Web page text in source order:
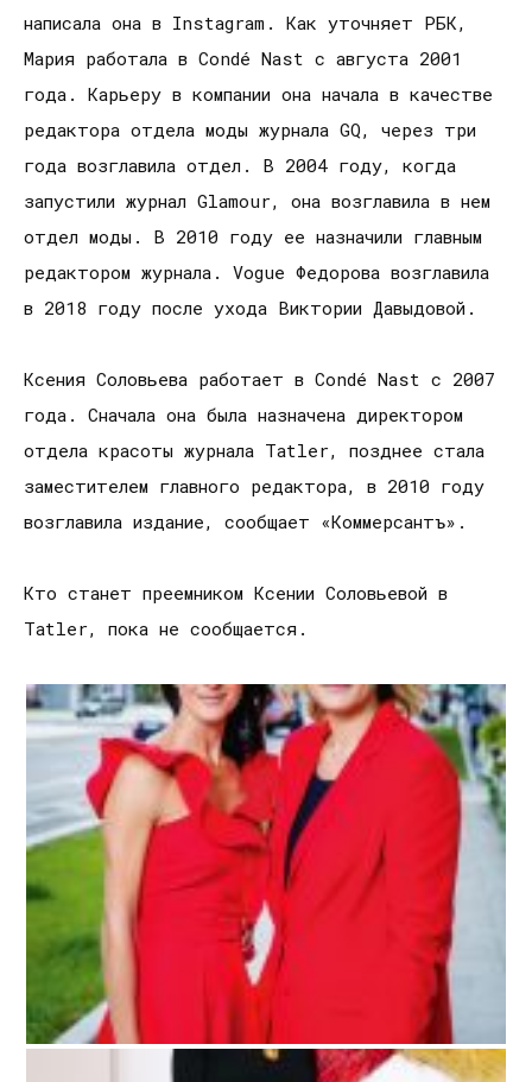
написала она в Instagram. Как уточняет РБК,
Мария работала в Condé Nast с августа 2001
года. Карьеру в компании она начала в качестве
редактора отдела моды журнала GQ, через три
года возглавила отдел. В 2004 году, когда
запустили журнал Glamour, она возглавила в нем
отдел моды. В 2010 году ее назначили главным
редактором журнала. Vogue Федорова возглавила
в 2018 году после ухода Виктории Давыдовой.
Ксения Соловьева работает в Condé Nast с 2007
года. Сначала она была назначена директором
отдела красоты журнала Tatler, позднее стала
заместителем главного редактора, в 2010 году
возглавила издание, сообщает «Коммерсантъ».
Кто станет преемником Ксении Соловьевой в
Tatler, пока не сообщается.